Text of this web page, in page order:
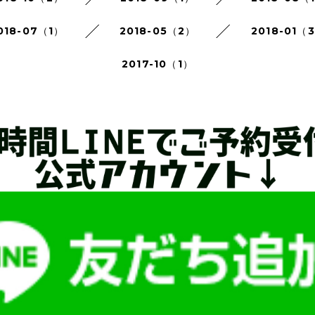
07（1） 2018-05（2） 2018-01（
2017-10（1）